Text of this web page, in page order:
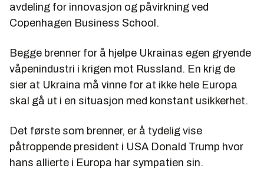
avdeling for innovasjon og påvirkning ved
Copenhagen Business School.
Begge brenner for å hjelpe Ukrainas egen gryende
våpenindustri i krigen mot Russland. En krig de
sier at Ukraina må vinne for at ikke hele Europa
skal gå ut i en situasjon med konstant usikkerhet.
Det første som brenner, er å tydelig vise
påtroppende president i USA Donald Trump hvor
hans allierte i Europa har sympatien sin.